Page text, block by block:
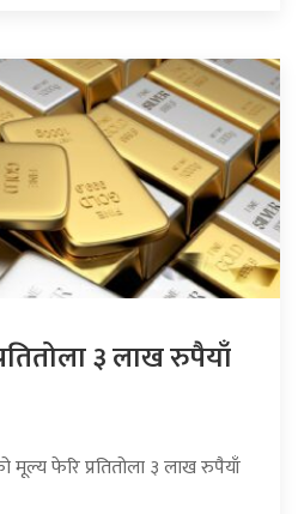
३ लाख रुपैयाँ
मूल्य फेरि प्रतितोला ३ लाख रुपैयाँ